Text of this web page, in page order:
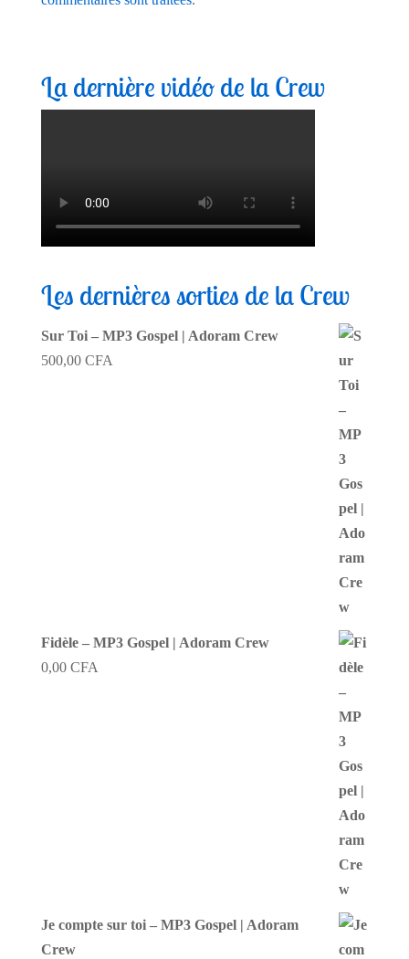
La dernière vidéo de la Crew
Les dernières sorties de la Crew
Sur Toi – MP3 Gospel | Adoram Crew
500,00 CFA
Fidèle – MP3 Gospel | Adoram Crew
0,00 CFA
Je compte sur toi – MP3 Gospel | Adoram
Crew